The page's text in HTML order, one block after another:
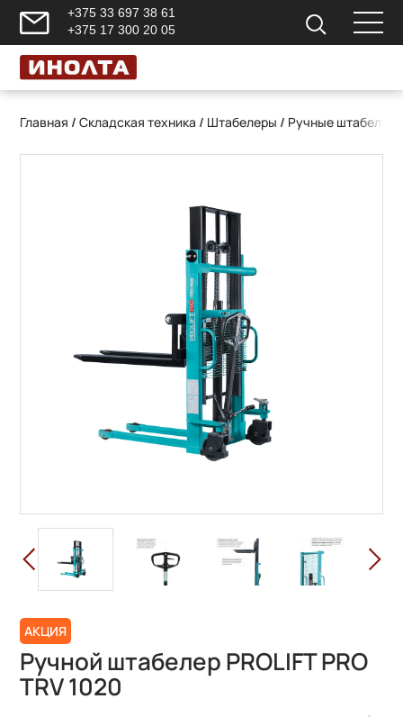
+375 33 697 38 61
+375 17 300 20 05
Главная /Складская техника / Штабелеры / Ручные
АКЦИЯ
Ручной штабелер PROLIFT PRO
TRV 1020